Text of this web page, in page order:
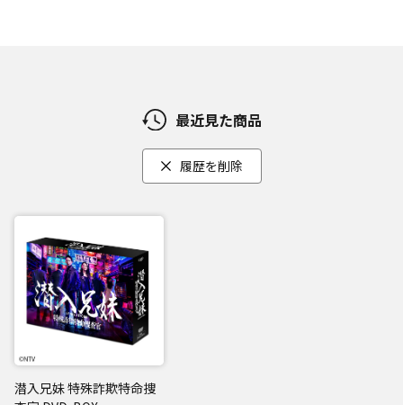
最近見た商品
履歴を削除
潜入兄妹 特殊詐欺特命捜